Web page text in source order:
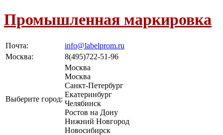
Промышленная маркировка
Почта:
info@labelprom.ru
Москва: 8(495)722-51-96
Выберите город:
Москва
Москва
Санкт-Петербург
Екатеринбург
Челябинск
Ростов на Дону
Нижний Новгород
Новосибирск